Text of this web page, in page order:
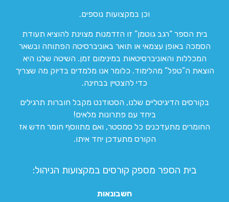
וכן במקצועות נוספים.
בית הספר “רגב גוטמן” זו הזדמנות מצוינת להוציא תעודת
הסמכה באופן עצמאי או תואר באוניברסיטה הפתוחה ובשאר
המכללות והאוניברסיטאות במינימום זמן. השיטה שלנו היא
הוצאת ה”טפל” מהלימוד. כלומר אנו מלמדים בדיוק מה שצריך
כדי להצטיין בבחינה.
בקורסים הדיגיטליים שלנו, הסטודנט מקבל חוברות תרגילים
ביחד עם פתרונות מלאים!
החומרים מתעדכנים כל סמסטר, ואם מתווסף חומר חדש אז
הקורס מתעדכן יחד איתו.
בית הספר מספק קורסים במקצועות הניהול:
חשבונאות